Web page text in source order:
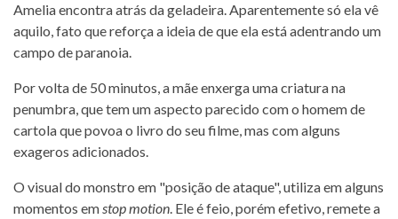
Amelia encontra atrás da geladeira. Aparentemente só ela vê
aquilo, fato que reforça a ideia de que ela está adentrando um
campo de paranoia.
Por volta de 50 minutos, a mãe enxerga uma criatura na
penumbra, que tem um aspecto parecido com o homem de
cartola que povoa o livro do seu filme, mas com alguns
exageros adicionados.
O visual do monstro em "posição de ataque", utiliza em alguns
momentos emstop motion. Ele é feio, porém efetivo, remete a